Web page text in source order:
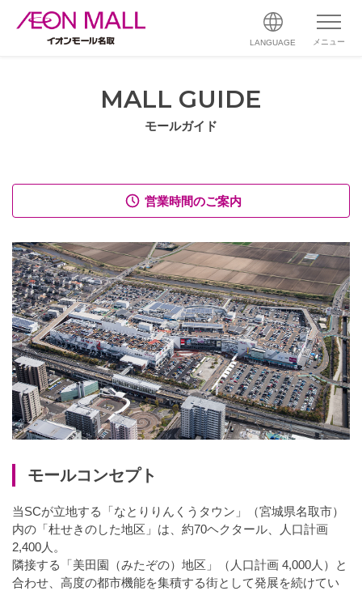
LANGUAGE メニュー
MALL GUIDE
モールガイド
営業時間のご案内
モールコンセプト
当SCが立地する「なとりりんくうタウン」（宮城県名取市）
内の「杜せきのした地区」は、約70ヘクタール、人口計画
2,400人。
隣接する「美田園（みたぞの）地区」（人口計画 4,000人）と
合わせ、高度の都市機能を集積する街として発展を続けてい